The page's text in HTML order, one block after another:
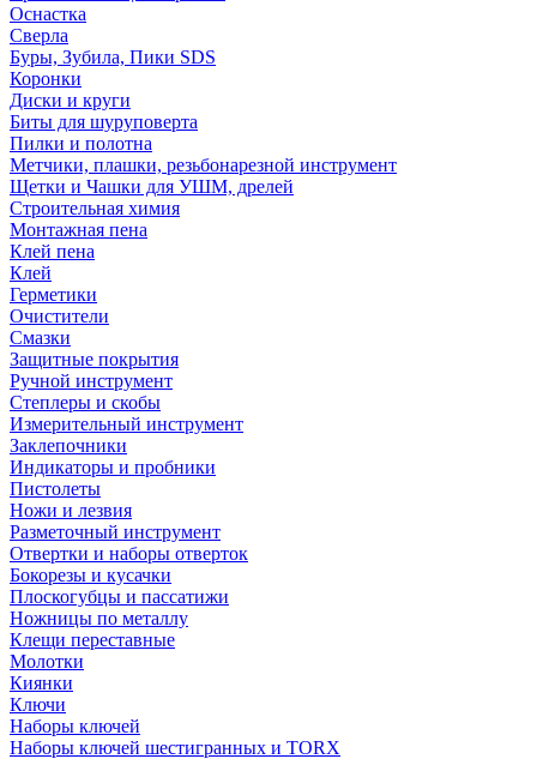
Оснастка
Сверла
Буры, Зубила, Пики SDS
Коронки
Диски и круги
Биты для шуруповерта
Пилки и полотна
Метчики, плашки, резьбонарезной инструмент
Щетки и Чашки для УШМ, дрелей
Строительная химия
Монтажная пена
Клей пена
Клей
Герметики
Очистители
Смазки
Защитные покрытия
Ручной инструмент
Степлеры и скобы
Измерительный инструмент
Заклепочники
Индикаторы и пробники
Пистолеты
Ножи и лезвия
Разметочный инструмент
Отвертки и наборы отверток
Бокорезы и кусачки
Плоскогубцы и пассатижи
Ножницы по металлу
Клещи переставные
Молотки
Киянки
Ключи
Наборы ключей
Наборы ключей шестигранных и TORX